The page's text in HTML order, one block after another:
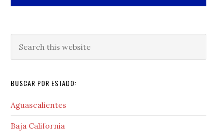
this
BUSCAR POR ESTADO:
Aguascalientes
Baja California